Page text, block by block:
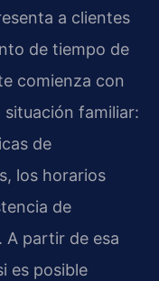
a clientes
de tiempo de
comienza con
situación familiar:
de
los horarios
de
A partir de esa
es posible